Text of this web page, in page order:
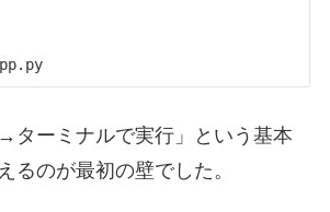
ターミナルで実行」という基本
るのが最初の壁でした。